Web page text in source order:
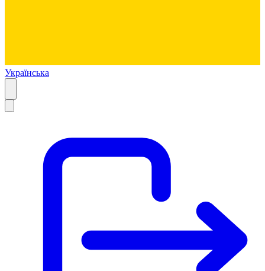
Українська